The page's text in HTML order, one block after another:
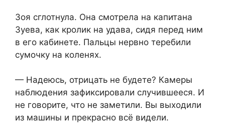
Зоя сглотнула. Она смотрела на капитана
Зуева, как кролик на удава, сидя перед ним
в его кабинете. Пальцы нервно теребили
сумочку на коленях.
— Надеюсь, отрицать не будете? Камеры
наблюдения зафиксировали случившееся. И
не говорите, что не заметили. Вы выходили
из машины и прекрасно всё видели.